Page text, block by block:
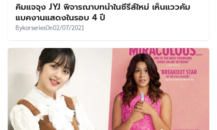
คิมแจจุง JYJ พิจารณาบทนำในซีรีส์ใหม่ เห็นแววคัม
แบคงานแสดงในรอบ 4 ปี
BykorseriesOn02/07/2021